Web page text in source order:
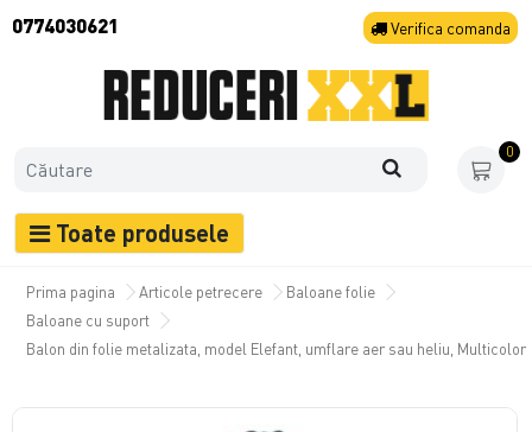
0774030621 Verifica comanda
0
Toate produsele
Prima pagina Articole petrecere
Baloane folie
Baloane cu suport
Balon din folie metalizata, model Elefant, umflare aer sau heliu, Multicolor